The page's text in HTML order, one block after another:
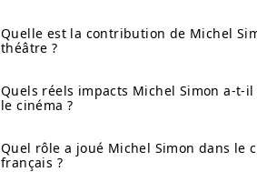
Quelle est la contribution de Michel
théâtre ?
Quels réels impacts Michel Simon a-t-
le cinéma ?
Quel rôle a joué Michel Simon dans le
français ?